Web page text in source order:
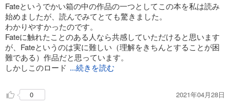
Fateというでかい箱の中の作品の一つとしてこの本を私は読み
始めましたが、読んでみてとても驚きました。
わかりやすかったのです。
Fateに触れたことのある人なら共感していただけると思います
が、Fateというのは実に難しい（理解をきちんとすることが困
難である）作品だと思っています。
しかしこのロード ...続きを読む
0 2021年04月28日